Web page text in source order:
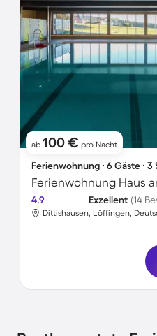
ab 100 € pro Nacht
Ferienwohnung ∙ 6 Gäste ∙
Ferienwohnung Haus
4.9 Exzellent (14
Dittishausen, Löffingen,